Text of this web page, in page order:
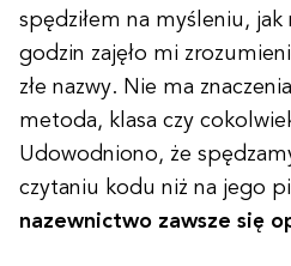
spędziłem na myśleniu, jak
godzin zajęło mi
złe nazwy. Nie ma
metoda, klasa czy
Udowodniono, że
czytaniu kodu niż na jego
nazewnictwo zawsze się